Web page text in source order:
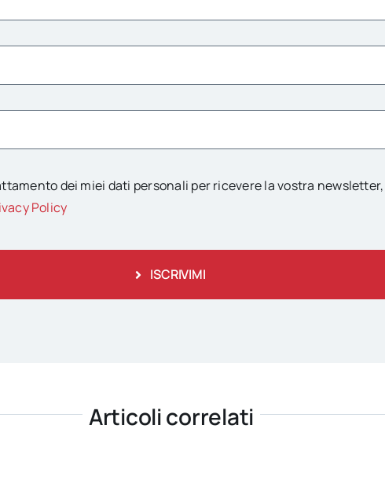
dei miei dati personali per ricevere la vostra
Policy
ISCRIVIMI
Articoli correlati